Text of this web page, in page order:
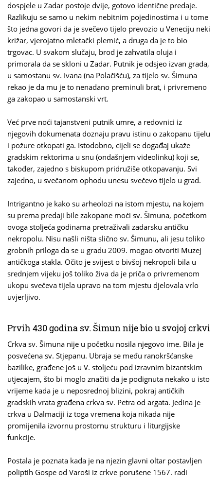
dospjele u Zadar postoje dvije, gotovo identične predaje.
Razlikuju se samo u nekim nebitnim pojedinostima i u tome
što jedna govori da je svečevo tijelo prevozio u Veneciju neki
križar, vjerojatno mletački plemić, a druga da je to bio
trgovac. U svakom slučaju, brod je zahvatila oluja i
primorala da se skloni u Zadar. Putnik je odsjeo izvan grada,
u samostanu sv. Ivana (na Polačišću), za tijelo sv. Šimuna
rekao je da mu je to nenadano preminuli brat, i privremeno
ga zakopao u samostanski vrt.
Već prve noći tajanstveni putnik umre, a redovnici iz
njegovih dokumenata doznaju pravu istinu o zakopanu tijelu
i požure otkopati ga. Istodobno, cijeli se događaj ukaže
gradskim rektorima u snu (ondašnjem videolinku) koji se,
također, zajedno s biskupom pridružiše otkopavanju. Svi
zajedno, u svečanom ophodu unesu svečevo tijelo u grad.
Intrigantno je kako su arheolozi na istom mjestu, na kojem
su prema predaji bile zakopane moći sv. Šimuna, početkom
ovoga stoljeća godinama pretraživali zadarsku antičku
nekropolu. Nisu našli ništa slično sv. Šimunu, ali jesu toliko
grobnih priloga da se u gradu 2009. mogao otvoriti Muzej
antičkoga stakla. Očito je svijest o bivšoj nekropoli bila u
srednjem vijeku još toliko živa da je priča o privremenom
ukopu svečeva tijela upravo na tom mjestu djelovala vrlo
uvjerljivo.
Prvih 430 godina sv. Šimun nije bio u svojoj crkvi
Crkva sv. Šimuna nije u početku nosila njegovo ime. Bila je
posvećena sv. Stjepanu. Ubraja se među ranokršćanske
bazilike, građene još u V. stoljeću pod izravnim bizantskim
utjecajem, što bi moglo značiti da je podignuta nekako u isto
vrijeme kada je u neposrednoj blizini, pokraj antičkih
gradskih vrata građena crkva sv. Petra od argata. Jedina je
crkva u Dalmaciji iz toga vremena koja nikada nije
promijenila izvornu prostornu strukturu i liturgijske
funkcije.
Postala je poznata kada je na njezin glavni oltar postavljen
poliptih Gospe od Varoši iz crkve porušene 1567. radi